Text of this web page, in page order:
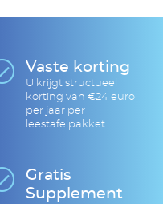
Vaste korting
U krijgt structueel
korting van €24 euro
per jaar per
leestafelpakket
Gratis
Supplement